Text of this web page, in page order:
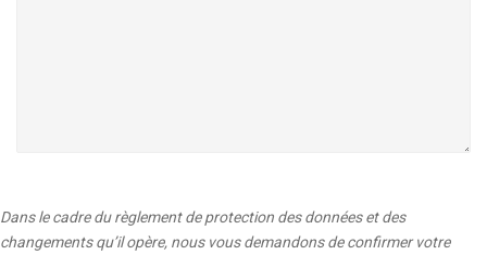
Dans le cadre du règlement de protection des données et des
changements qu’il opère, nous vous demandons de confirmer votre